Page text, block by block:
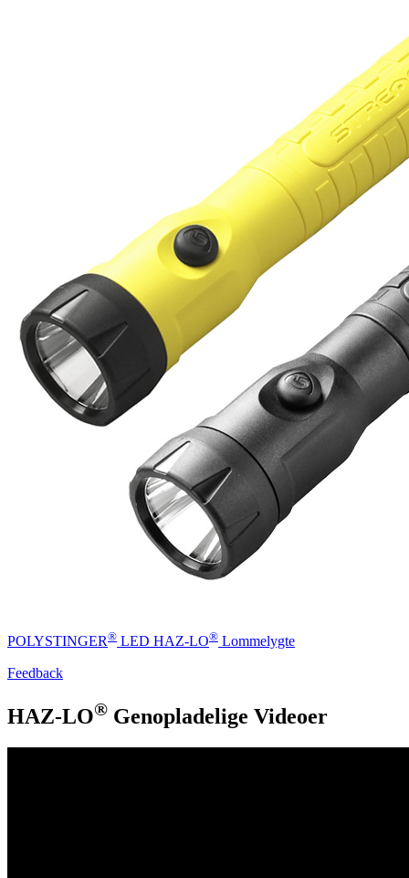
POLYSTINGER® LED HAZ-LO® Lommelygte
Feedback
HAZ-LO® Genopladelige Videoer